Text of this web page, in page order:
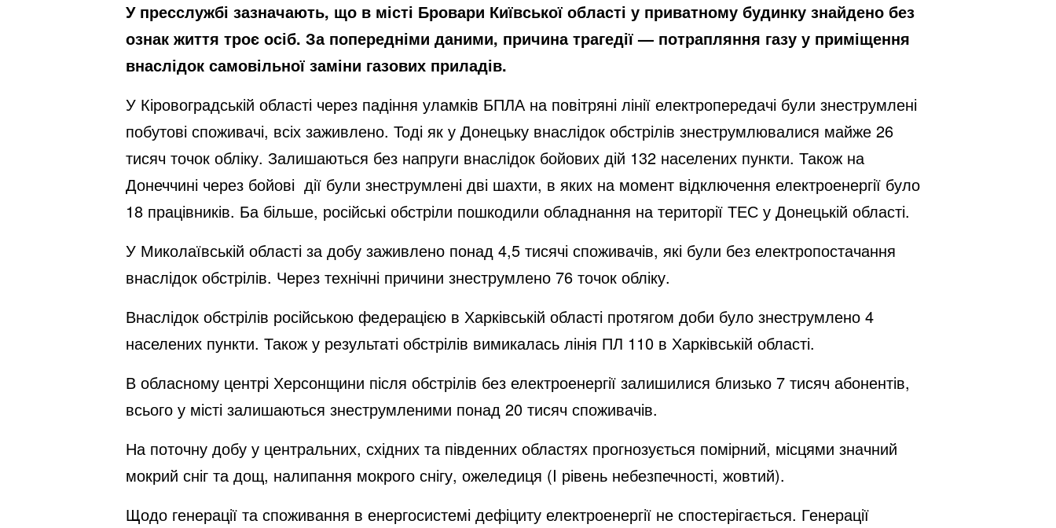
У пресслужбі зазначають, що в місті Бровари Київської області у приватному будинку знайдено без
ознак життя троє осіб. За попередніми даними, причина трагедії — потрапляння газу у приміщення
внаслідок самовільної заміни газових приладів.
У Кіровоградській області через падіння уламків БПЛА на повітряні лінії електропередачі були знеструмлені
побутові споживачі, всіх заживлено. Тоді як у Донецьку внаслідок обстрілів знеструмлювалися майже 26
тисяч точок обліку. Залишаються без напруги внаслідок бойових дій 132 населених пункти. Також на
Донеччині через бойові дії були знеструмлені дві шахти, в яких на момент відключення електроенергії було
18 працівників. Ба більше, російські обстріли пошкодили обладнання на території ТЕС у Донецькій області.
У Миколаївській області за добу заживлено понад 4,5 тисячі споживачів, які були без електропостачання
внаслідок обстрілів. Через технічні причини знеструмлено 76 точок обліку.
Внаслідок обстрілів російською федерацією в Харківській області протягом доби було знеструмлено 4
населених пункти. Також у результаті обстрілів вимикалась лінія ПЛ 110 в Харківській області.
В обласному центрі Херсонщини після обстрілів без електроенергії залишилися близько 7 тисяч абонентів,
всього у місті залишаються знеструмленими понад 20 тисяч споживачів.
На поточну добу у центральних, східних та південних областях прогнозується помірний, місцями значний
мокрий сніг та дощ, налипання мокрого снігу, ожеледиця (I рівень небезпечності, жовтий).
Щодо генерації та споживання в енергосистемі дефіциту електроенергії не спостерігається. Генерації